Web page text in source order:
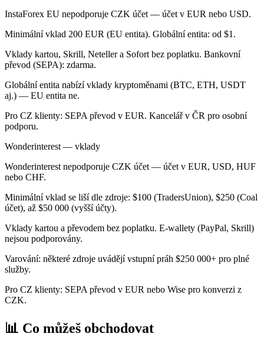
InstaForex EU nepodporuje CZK účet — účet v EUR nebo USD.
Minimální vklad 200 EUR (EU entita). Globální entita: od $1.
Vklady kartou, Skrill, Neteller a Sofort bez poplatku. Bankovní
převod (SEPA): zdarma.
Globální entita nabízí vklady kryptoměnami (BTC, ETH, USDT
aj.) — EU entita ne.
Pro CZ klienty: SEPA převod v EUR. Kancelář v ČR pro osobní
podporu.
Wonderinterest — vklady
Wonderinterest nepodporuje CZK účet — účet v EUR, USD, HUF
nebo CHF.
Minimální vklad se liší dle zdroje: $100 (TradersUnion), $250 (Coal
účet), až $50 000 (vyšší účty).
Vklady kartou a převodem bez poplatku. E-wallety (PayPal, Skrill)
nejsou podporovány.
Varování: některé zdroje uvádějí vstupní práh $250 000+ pro plné
služby.
Pro CZ klienty: SEPA převod v EUR nebo Wise pro konverzi z
CZK.
📊 Co můžeš obchodovat